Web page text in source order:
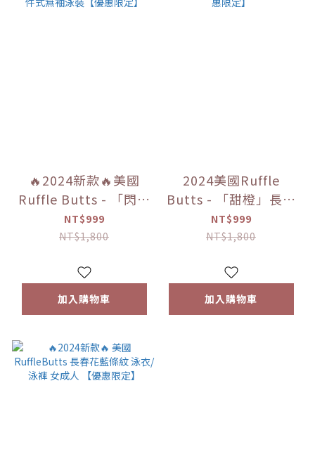
🔥2024新款🔥美國
Ruffle Butts - 「閃亮
荷葉邊/甜橙」兩件式
無袖泳裝【優惠限定】
NT$999
NT$1,800
加入購物車
2024美國Ruffle
Butts - 「甜橙」長袖
拉鍊防曬衣 2 件套
【優惠限定】
NT$999
NT$1,800
加入購物車